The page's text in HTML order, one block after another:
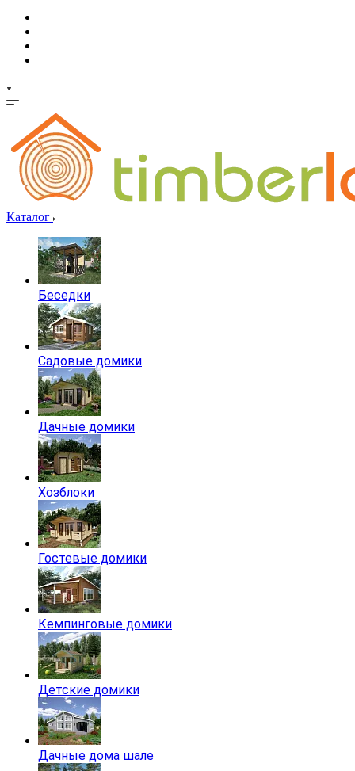
Каталог
Беседки
Садовые домики
Дачные домики
Хозблоки
Гостевые домики
Кемпинговые домики
Детские домики
Дачные дома шале